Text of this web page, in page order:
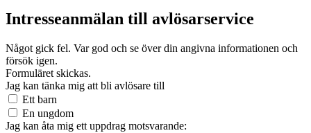
Intresseanmälan till avlösarservice
Något gick fel. Var god och se över din angivna informationen och
försök igen.
Formuläret skickas.
Jag kan tänka mig att bli avlösare till
Ett barn
En ungdom
Jag kan åta mig ett uppdrag motsvarande: